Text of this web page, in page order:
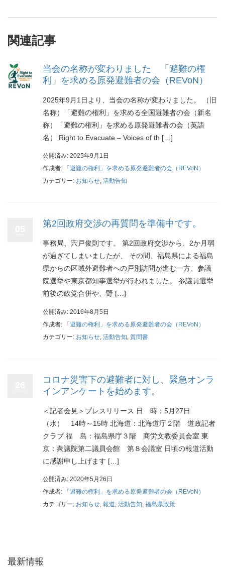
関連記事
当会の名称が変わりました 「避難の権
利」を求める原発避難者の会（REVoN）
2025年9月1日より、当会の名称が変わりました。 （旧
名称）「避難の権利」を求める全国避難者の会（新名
称）「避難の権利」を求める原発避難者の会（英語
名） Right to Evacuate – Voices of th […]
公開済み: 2025年9月1日
作成者:
「避難の権利」を求める原発避難者の会（REVoN）
カテゴリー: お知らせ, 活動告知
第2回政府交渉の再質問を準備中です。
事務局、宍戸俊則です。 第2回政府交渉から、2か月弱
が過ぎてしまいましたが、 その間、福島県による福島
県からの区域外避難者への戸別訪問が進む一方、参議
院選挙や東京都知事選挙が行われました。 参議員選挙
前後の政党合併や、野 […]
公開済み: 2016年8月5日
作成者:
「避難の権利」を求める原発避難者の会（REVoN）
カテゴリー: お知らせ 活動告知 質問書
コロナ災害下の避難者に対し、緊急オンラ
インアンケートを始めます。
＜記者会見＞プレスリリース 日 時：5月27日
（水） 14時～15時 北海道：北海道庁２階 道政記者
クラブ 福 島：福島県庁３階 商労文教委員会室 東
京：衆議院第二議員会館 第８会議室 日頃の報道活動
に感謝申し上げます […]
公開済み: 2020年5月26日
作成者:
「避難の権利」を求める原発避難者の会（REVoN）
カテゴリー: お知らせ, 報道, 活動告知, 福島県政策
最新情報